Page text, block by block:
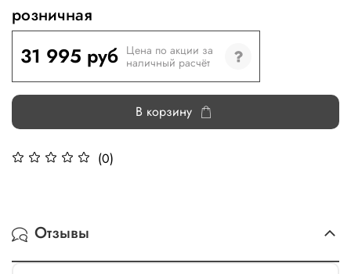
(0)
розничная
31 995 руб Цена по акции за
наличный расчёт
В корзину
Отзывы